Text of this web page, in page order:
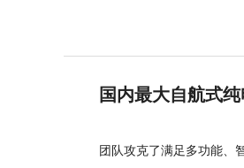
国内最大自航式
团队攻克了满足多功能、